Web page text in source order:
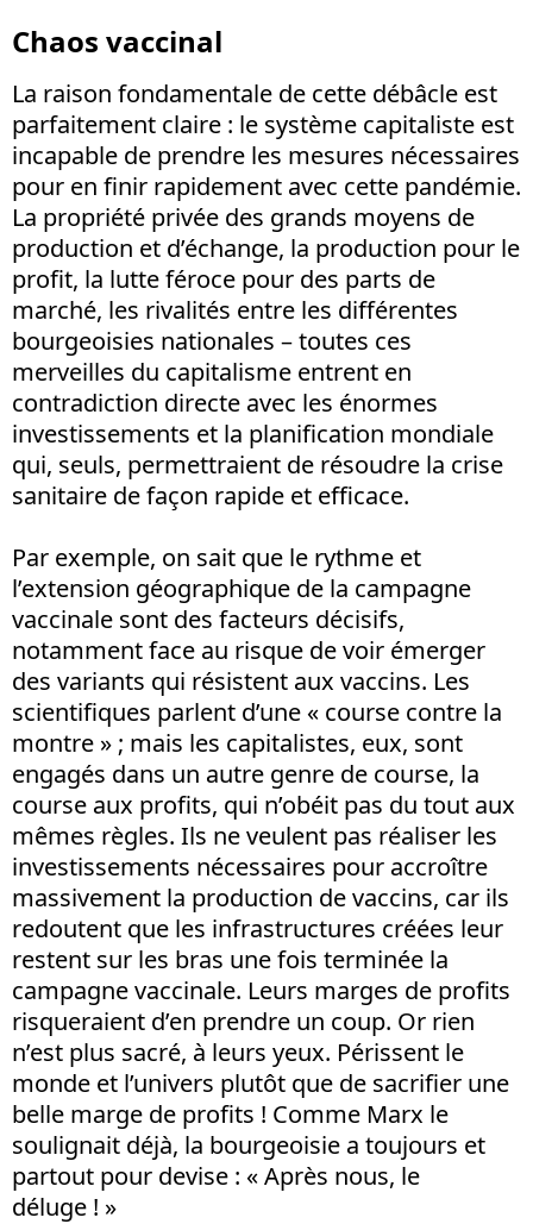
Chaos vaccinal
La raison fondamentale de cette débâcle est
parfaitement claire : le système capitaliste est
incapable de prendre les mesures nécessaires
pour en finir rapidement avec cette pandémie.
La propriété privée des grands moyens de
production et d’échange, la production pour le
profit, la lutte féroce pour des parts de
marché, les rivalités entre les différentes
bourgeoisies nationales – toutes ces
merveilles du capitalisme entrent en
contradiction directe avec les énormes
investissements et la planification mondiale
qui, seuls, permettraient de résoudre la crise
sanitaire de façon rapide et efficace.
Par exemple, on sait que le rythme et
l’extension géographique de la campagne
vaccinale sont des facteurs décisifs,
notamment face au risque de voir émerger
des variants qui résistent aux vaccins. Les
scientifiques parlent d’une « course contre la
montre » ; mais les capitalistes, eux, sont
engagés dans un autre genre de course, la
course aux profits, qui n’obéit pas du tout aux
mêmes règles. Ils ne veulent pas réaliser les
investissements nécessaires pour accroître
massivement la production de vaccins, car ils
redoutent que les infrastructures créées leur
restent sur les bras une fois terminée la
campagne vaccinale. Leurs marges de profits
risqueraient d’en prendre un coup. Or rien
n’est plus sacré, à leurs yeux. Périssent le
monde et l’univers plutôt que de sacrifier une
belle marge de profits ! Comme Marx le
soulignait déjà, la bourgeoisie a toujours et
partout pour devise : « Après nous, le
déluge ! »